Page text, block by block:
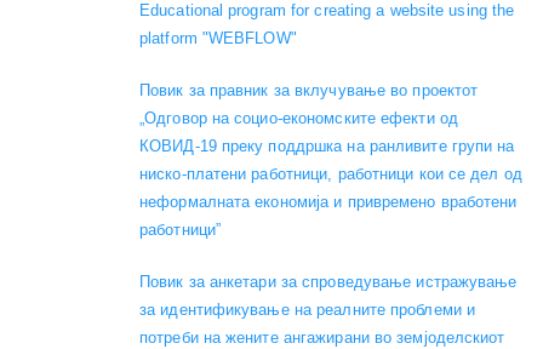
Educational program for creating a website using the
platform "WEBFLOW"
Повик за правник за вклучување во проектот
„Одговор на социо-економските ефекти од
КОВИД-19 преку поддршка на ранливите групи на
ниско-платени работници, работници кои се дел од
неформалната економија и привремено вработени
работници”
Повик за анкетари за спроведување истражување
за идентификување на реалните проблеми и
потреби на жените ангажирани во земјоделскиот